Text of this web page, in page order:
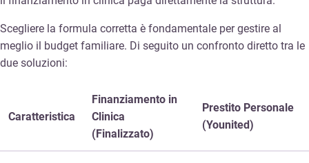
Scegliere la formula corretta è fondamentale per gestire al
meglio il budget familiare. Di seguito un confronto diretto tra le
due soluzioni:
Caratteristica
Finanziamento in
Clinica
(Finalizzato)
Prestito Personale
(Younited)